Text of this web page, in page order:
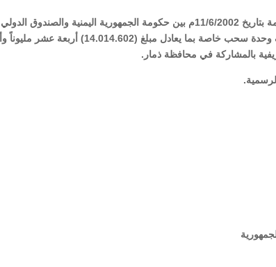
مادة (1) ووفق على اتفاقية القرض (المرافقة لهذا القانون) المبرمة بتاريخ 11/6/2002م بين حكومة الجمهورية اليمنية والصندوق الدولي
للتنمية الزراعية بمبلغ (10.900.000) عشرة ملايين وتسعمائة الف وحدة سحب خاصة بما يعادل مبلغ
بالمشاركة في محافظة ذمار.